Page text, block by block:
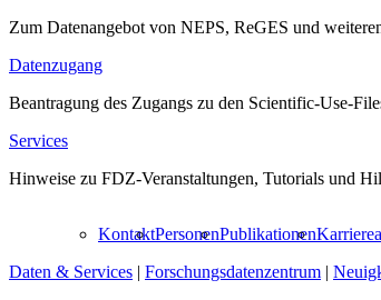
Zum Datenangebot von NEPS, ReGES und
Datenzugang
Beantragung des Zugangs zu den Scientific-Use-
Services
Hinweise zu FDZ-Veranstaltungen, Tutorials und
KontaktPersonenPublikationenKarriere
Daten & Services | Forschungsdatenzentrum |